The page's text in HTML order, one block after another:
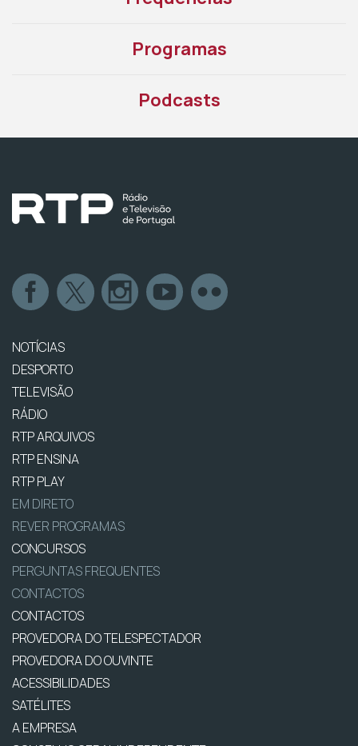
Programas
Podcasts
NOTÍCIAS
DESPORTO
TELEVISÃO
RÁDIO
RTP ARQUIVOS
RTP ENSINA
RTP PLAY
EM DIRETO
REVER PROGRAMAS
CONCURSOS
PERGUNTAS FREQUENTES
CONTACTOS
CONTACTOS
PROVEDORA DO TELESPECTADOR
PROVEDORA DO OUVINTE
ACESSIBILIDADES
SATÉLITES
A EMPRESA